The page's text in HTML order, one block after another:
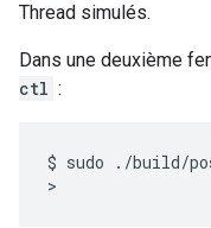
Thread simulés.
Dans une deuxième
ctl :
$ sudo ./build/